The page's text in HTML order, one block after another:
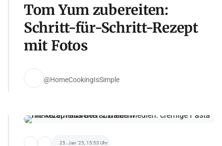
Tom Yum zubereiten:
Schritt-für-Schritt-Rezept
mit Fotos
@HomeCookingIsSimple
25. Jan '25, 15:53 Uhr